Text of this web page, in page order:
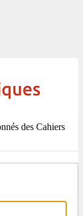
des Cahiers